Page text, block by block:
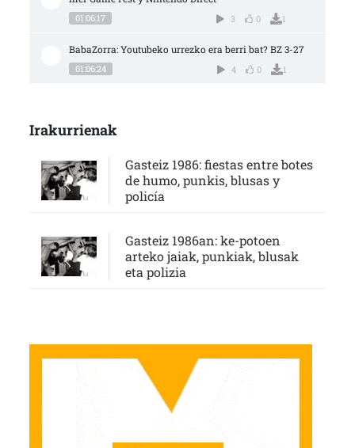
01:06:17 3 0 1
BabaZorra: Youtubeko urrezko era berri bat? BZ 3-27
01:06:24 4 0 1
Irakurrienak
Gasteiz 1986: fiestas entre botes
de humo, punkis, blusas y
policía
Gasteiz 1986an: ke-potoen
arteko jaiak, punkiak, blusak
eta polizia